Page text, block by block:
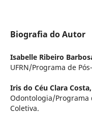
Biografia do Autor
Isabelle Ribeiro
UFRN/Programa de
Iris do Céu Clara Costa,
Odontologia/Programa
Coletiva.